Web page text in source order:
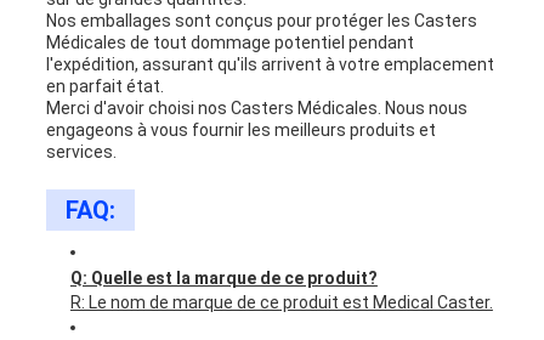
Nos emballages sont conçus pour protéger les Casters
Médicales de tout dommage potentiel pendant
l'expédition, assurant qu'ils arrivent à votre emplacement
en parfait état.
Merci d'avoir choisi nos Casters Médicales. Nous nous
engageons à vous fournir les meilleurs produits et
services.
FAQ:
Q: Quelle est la marque de ce produit?
R: Le nom de marque de ce produit est Medical Caster.